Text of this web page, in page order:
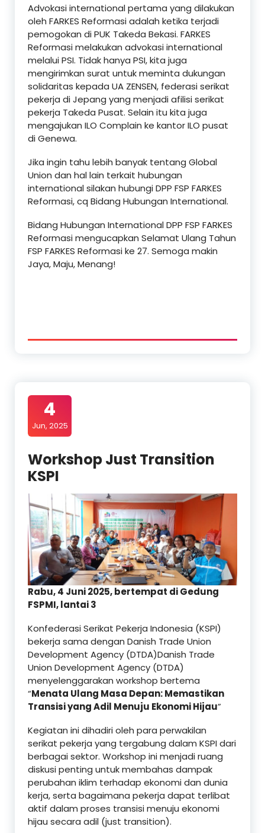
Advokasi international pertama yang dilakukan
oleh FARKES Reformasi adalah ketika terjadi
pemogokan di PUK Takeda Bekasi. FARKES
Reformasi melakukan advokasi international
melalui PSI. Tidak hanya PSI, kita juga
mengirimkan surat untuk meminta dukungan
solidaritas kepada UA ZENSEN, federasi serikat
pekerja di Jepang yang menjadi afilisi serikat
pekerja Takeda Pusat. Selain itu kita juga
mengajukan ILO Complain ke kantor ILO pusat
di Genewa.
Jika ingin tahu lebih banyak tentang Global
Union dan hal lain terkait hubungan
international silakan hubungi DPP FSP FARKES
Reformasi, cq Bidang Hubungan International.
Bidang Hubungan International DPP FSP FARKES
Reformasi mengucapkan Selamat Ulang Tahun
FSP FARKES Reformasi ke 27. Semoga makin
Jaya, Maju, Menang!
4
Jun, 2025
Workshop Just Transition
KSPI
Rabu, 4 Juni 2025, bertempat di Gedung
FSPMI, lantai 3
Konfederasi Serikat Pekerja Indonesia (KSPI)
bekerja sama dengan Danish Trade Union
Development Agency (DTDA)Danish Trade
Union Development Agency (DTDA)
menyelenggarakan workshop bertema
“Menata Ulang Masa Depan: Memastikan
Transisi yang Adil Menuju Ekonomi Hijau”
Kegiatan ini dihadiri oleh para perwakilan
serikat pekerja yang tergabung dalam KSPI dari
berbagai sektor. Workshop ini menjadi ruang
diskusi penting untuk membahas dampak
perubahan iklim terhadap ekonomi dan dunia
kerja, serta bagaimana pekerja dapat terlibat
aktif dalam proses transisi menuju ekonomi
hijau secara adil (just transition).